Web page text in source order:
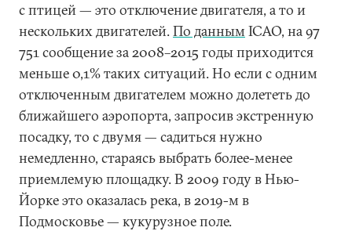
с птицей — это отключение двигателя, а то и
нескольких двигателей.По данным ICAO, на 97
751 сообщение за 2008–2015 годы приходится
меньше 0,1% таких ситуаций. Но если с одним
отключенным двигателем можно долететь до
ближайшего аэропорта, запросив экстренную
посадку, то с двумя — садиться нужно
немедленно, стараясь выбрать более-менее
приемлемую площадку. В 2009 году в Нью-
Йорке это оказалась река, в 2019-м в
Подмосковье — кукурузное поле.